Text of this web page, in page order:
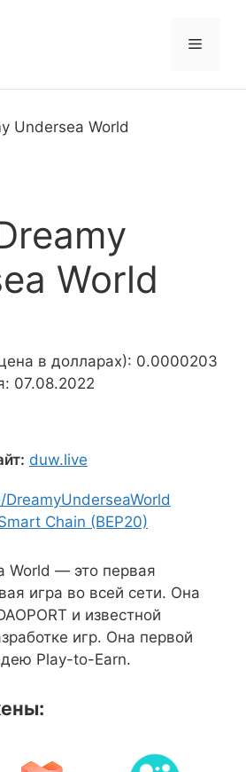
Меню
Undersea World
World
в долларах): 0.0000203
07.08.2022
duw.live
Chain (BEP20)
World — это первая
игра во всей сети. Она
и известной
игр. Она первой
Play-to-Earn.